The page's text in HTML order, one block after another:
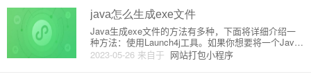
将为大家详细介绍一下。首
java怎么生成exe文件
2023-05-26 来自于 网站打包小程序
Java生成exe文件的方法有多种，下面将详细介绍一
种方法：使用Launch4j工具。如果你想要将一个Java
程序（JAR文件）打包成Windows可执行文件（.exe
文件），Launch4j是一个很好的工具。这个工具可以